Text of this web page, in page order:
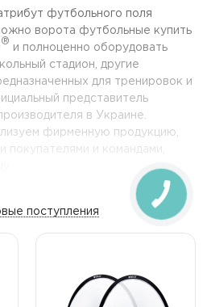
футбольного поля
ворота футбольные купить
®
и полноценно оборудовать
стадион, другие
для тренировок и
представитель
в Украине.
фирменную продукцию,
покупателями и командами,
поступления